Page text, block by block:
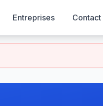
Entreprises Contact